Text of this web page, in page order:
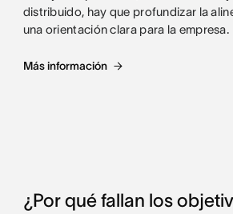
distribuido, hay que profundizar la
una orientación clara para la empresa.
Más información
¿Por qué fallan los